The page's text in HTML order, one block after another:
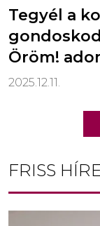
Tegyél a
Öröm!
2025.12.11.
FRISS